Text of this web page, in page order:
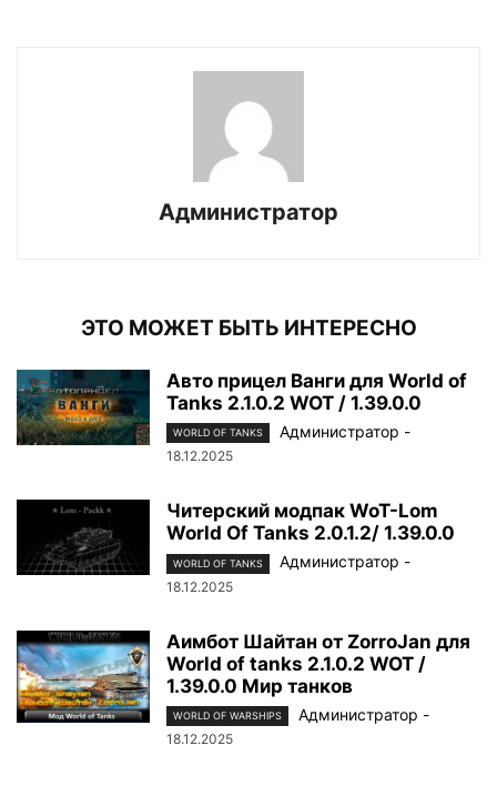
Администратор
ЭТО МОЖЕТ БЫТЬ ИНТЕРЕСНО
Авто прицел Ванги для World of
Tanks 2.1.0.2 WOT / 1.39.0.0
WORLD OF TANKS Администратор -
18.12.2025
Читерский модпак WoT-Lom
World Of Tanks 2.0.1.2/ 1.39.0.0
WORLD OF TANKS Администратор -
18.12.2025
Аимбот Шайтан от ZorroJan для
World of tanks 2.1.0.2 WOT /
1.39.0.0 Мир танков
WORLD OF WARSHIPS Администратор -
18.12.2025